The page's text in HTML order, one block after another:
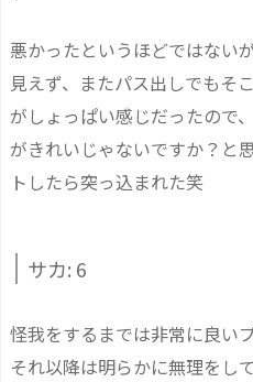
悪かったというほどではない
見えず、またパス出しでもそ
がしょっぱい感じだったので
がきれいじゃないですか？と
トしたら突っ込まれた笑
サカ: 6
怪我をするまでは非常に良い
それ以降は明らかに無理をし